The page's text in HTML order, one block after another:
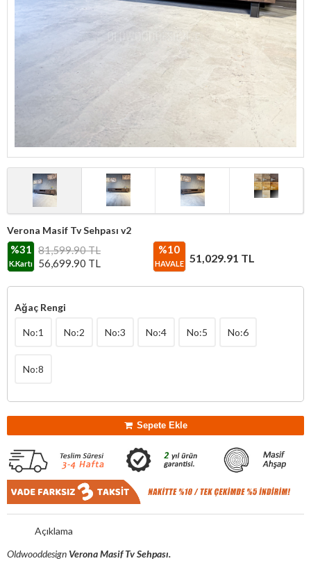
Verona Masif Tv Sehpası v2
%31
K.Kartı
81,599.90 TL
56,699.90 TL
%10
HAVALE 51,029.91 TL
Ağaç Rengi
No:1 No:2 No:3 No:4 No:5 No:6
No:8
Sepete Ekle
Açıklama
Oldwooddesign Verona Masif Tv Sehpası.